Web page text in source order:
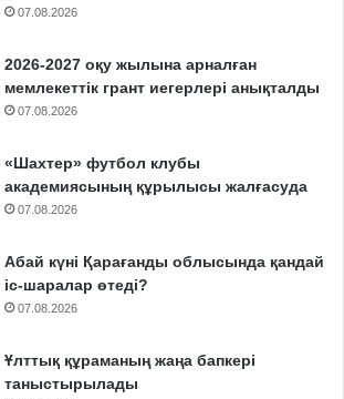
07.08.2026
2026-2027 оқу жылына арналған
мемлекеттік грант иегерлері анықталды
07.08.2026
«Шахтер» футбол клубы
академиясының құрылысы жалғасуда
07.08.2026
Абай күні Қарағанды облысында қандай
іс-шаралар өтеді?
07.08.2026
Ұлттық құраманың жаңа бапкері
таныстырылады